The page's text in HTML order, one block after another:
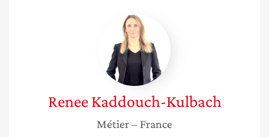
Renee
Kaddouch-
Kulbach
Renee Kaddouch-Kulbach
Métier– France